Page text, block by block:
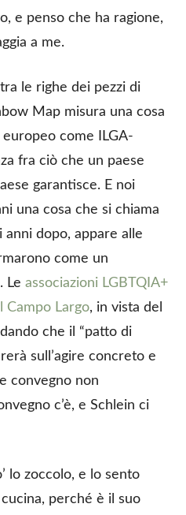
e penso che ha ragione,
a me.
le righe dei pezzi di
Map misura una cosa
come ILGA-
fra ciò che un paese
garantisce. E noi
una cosa che si chiama
anni dopo, appare alle
come un
Le associazioni LGBTQIA+
Campo Largo, in vista del
che il “patto di
sull’agire concreto e
convegno non
c’è, e Schlein ci
lo zoccolo, e lo sento
perché è il suo